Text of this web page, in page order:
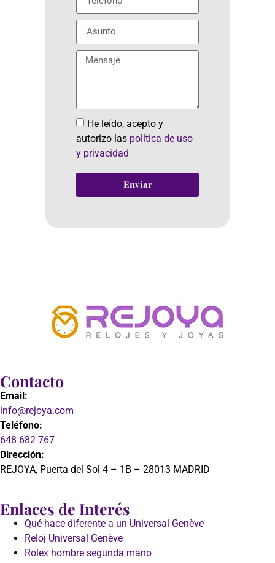
He leído, acepto y
autorizo las política de uso
y privacidad
Enviar
Contacto
Email:
info@rejoya.com
Teléfono:
648 682 767
Dirección:
REJOYA, Puerta del Sol 4 – 1B – 28013 MADRID
Enlaces de Interés
Qué hace diferente a un Universal Genève
Reloj Universal Genève
Rolex hombre segunda mano